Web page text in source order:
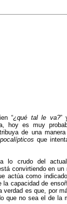
“¿qué tal le va?”
hoy es muy
de una
que
lo crudo del
convirtiendo en
actúa como
capacidad de
es que, por
que no sea el de la